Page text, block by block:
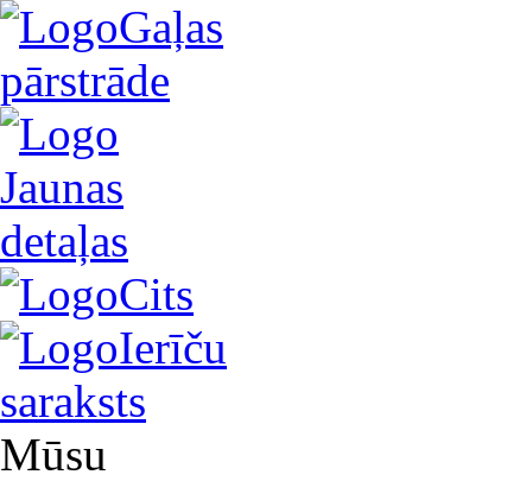
Gaļas
pārstrāde
Jaunas
detaļas
Cits
Ierīču
saraksts
Mūsu